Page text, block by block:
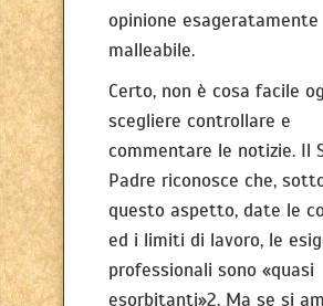
opinione esageratamente
malleabile.
Certo, non è cosa facile
scegliere controllare e
commentare le notizie. Il
Padre riconosce che,
questo aspetto, date le
ed i limiti di lavoro, le
professionali sono «quasi
esorbitanti»2. Ma se si